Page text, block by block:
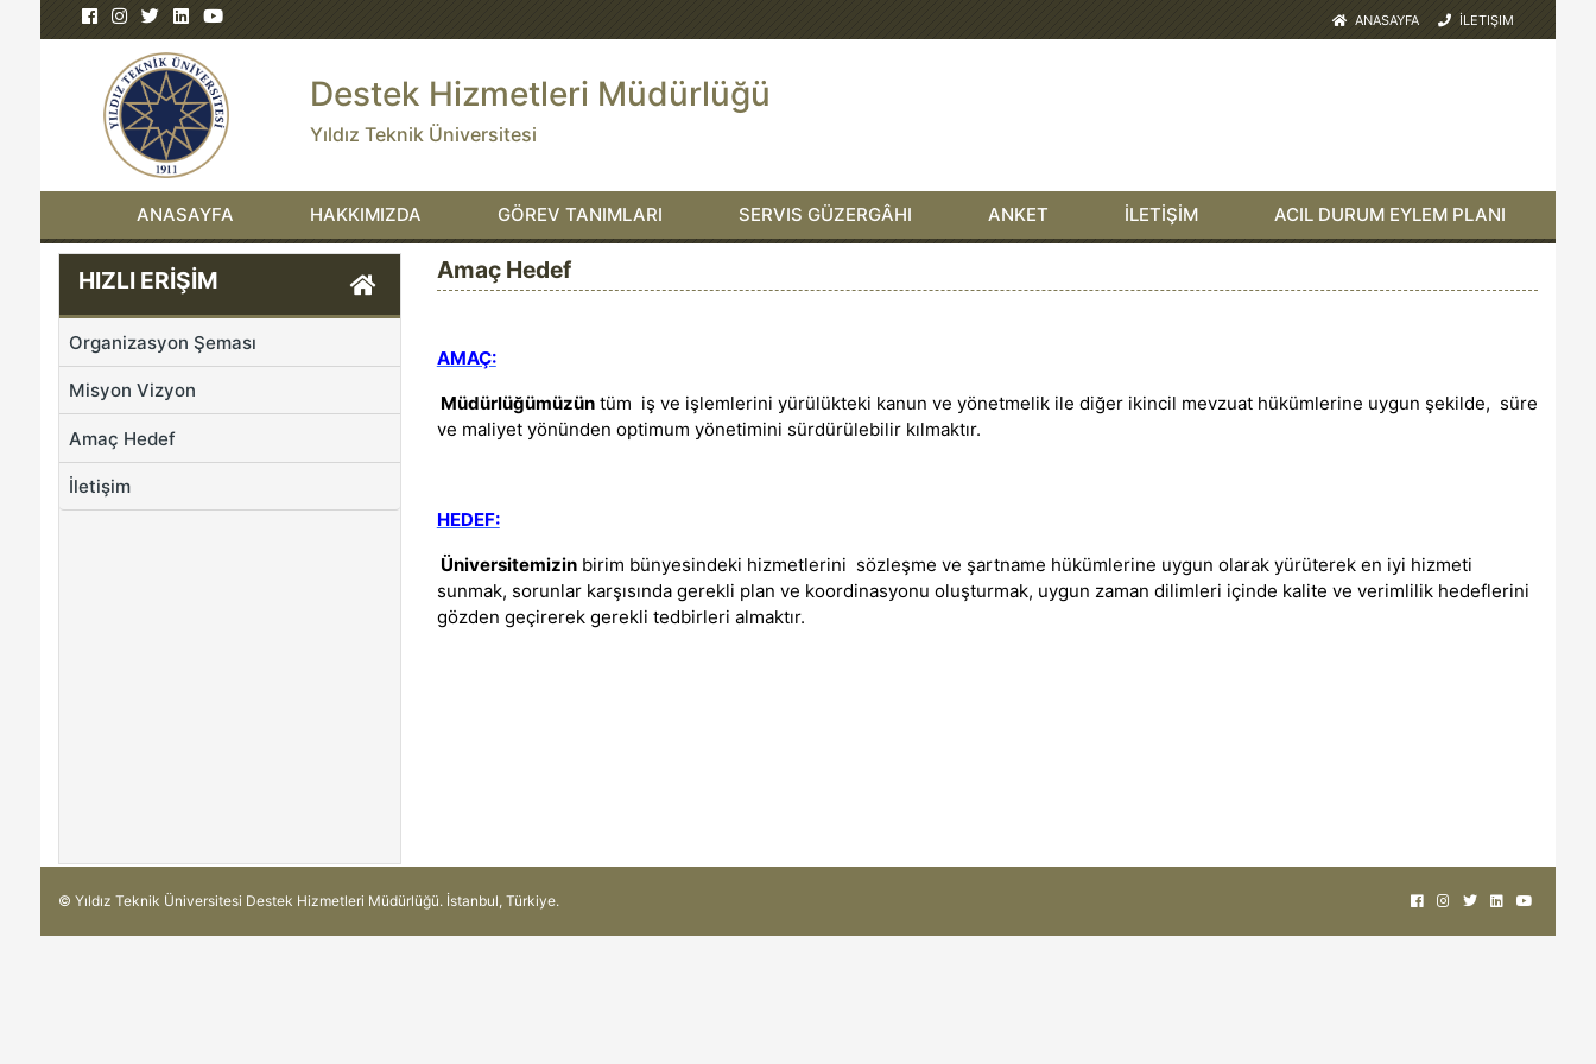
ANASAYFA İLETIŞIM
Destek Hizmetleri Müdürlüğü
Yıldız Teknik Üniversitesi
ANASAYFA HAKKIMIZDA GÖREV TANIMLARI SERVIS GÜZERGÂHI ANKET İLETİŞİM ACIL DURUM EYLEM PLANI
HIZLI ERİŞİM
Organizasyon Şeması
Misyon Vizyon
Amaç Hedef
İletişim
Amaç Hedef
AMAÇ:
Müdürlüğümüzüntüm iş ve işlemlerini yürülükteki kanun ve yönetmelik ile diğer ikincil mevzuat hükümlerine uygun şekilde, süre
ve maliyet yönünden optimum yönetimini sürdürülebilir kılmaktır.
HEDEF:
Üniversitemizinbirim bünyesindeki hizmetlerini sözleşme ve şartname hükümlerine uygun olarak yürüterek en iyi hizmeti
sunmak, sorunlar karşısında gerekli plan ve koordinasyonu oluşturmak, uygun zaman dilimleri içinde kalite ve verimlilik hedeflerini
gözden geçirerek gerekli tedbirleri almaktır.
© Yıldız Teknik Üniversitesi Destek Hizmetleri Müdürlüğü. İstanbul, Türkiye.